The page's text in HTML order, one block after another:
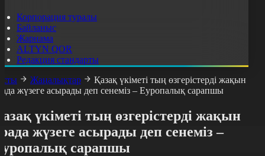
Корпорация туралы
Байланыс
Жарнама
ALTYN QOR
Редакция стандарты
Жаңалықтар
Қазақ үкіметі тың өзгерістерді жақын
жүзеге асырады деп сенеміз – Еуропалық сарапшы
үкіметі тың өзгерістерді жақын
жүзеге асырады деп сенеміз –
сарапшы